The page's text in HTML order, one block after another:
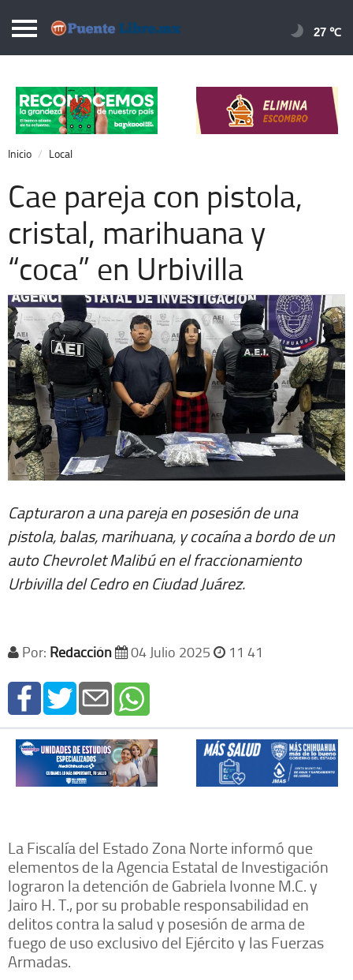
Puentelibre.mx
Local
Nacional
Opinión
Cronos
Economía
Espectáculos
Extra +
27 ℃
Inicio Local
Cae pareja con pistola,
cristal, marihuana y
“coca” en Urbivilla
Capturaron a una pareja en posesión de una
pistola, balas, marihuana, y cocaína a bordo de un
auto Chevrolet Malibú en el fraccionamiento
Urbivilla del Cedro en Ciudad Juárez.
Por: Redacción 04 Julio 2025 11 41
La Fiscalía del Estado Zona Norte informó que
elementos de la Agencia Estatal de Investigación
lograron la detención de Gabriela Ivonne M.C. y
Jairo H. T., por su probable responsabilidad en
delitos contra la salud y posesión de arma de
fuego de uso exclusivo del Ejército y las Fuerzas
Armadas.